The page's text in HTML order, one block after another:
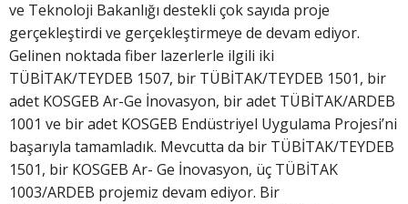
ve Teknoloji Bakanlığı destekli çok sayıda proje
gerçekleştirdi ve gerçekleştirmeye de devam ediyor.
Gelinen noktada fiber lazerlerle ilgili iki
TÜBİTAK/TEYDEB 1507, bir TÜBİTAK/TEYDEB 1501, bir
adet KOSGEB Ar-Ge İnovasyon, bir adet TÜBİTAK/ARDEB
1001 ve bir adet KOSGEB Endüstriyel Uygulama Projesi’ni
başarıyla tamamladık. Mevcutta da bir TÜBİTAK/TEYDEB
1501, bir KOSGEB Ar- Ge İnovasyon, üç TÜBİTAK
1003/ARDEB projemiz devam ediyor. Bir